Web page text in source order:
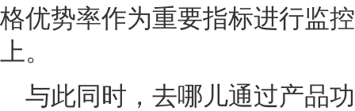
格优势率作为重要指标进行监
上。
与此同时，去哪儿通过产品